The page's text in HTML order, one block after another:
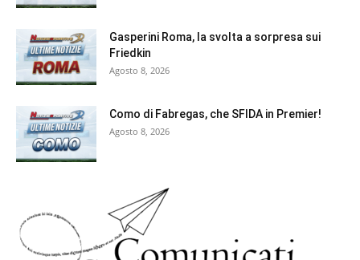
Gasperini Roma, la svolta a sorpresa sui
Friedkin
Agosto 8, 2026
Como di Fabregas, che SFIDA in Premier!
Agosto 8, 2026